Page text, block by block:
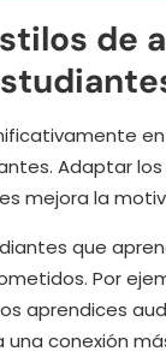
de
Adaptar
mejora la
que
Por
aprendices
conexión